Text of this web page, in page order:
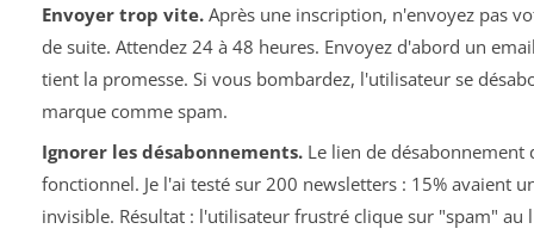
Envoyer trop vite.Après une inscription, n'envoyez pas
de suite. Attendez 24 à 48 heures. Envoyez d'abord un
tient la promesse. Si vous bombardez, l'utilisateur se
marque comme spam.
Ignorer les désabonnements.Le lien de désabonnement
fonctionnel. Je l'ai testé sur 200 newsletters : 15% avaient
invisible. Résultat : l'utilisateur frustré clique sur "spam" au